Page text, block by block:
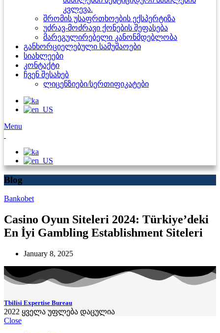
კვლევა.
შრომის უსაფრთხოების ექსპერტიზა
უძრავ-მოძრავი ქონების შეფასება
მარეგულირებელი კანონმდებლობა
განხორციელებული სამუშაოები
სიახლეები
კონტაქტი
ჩვენ შესახებ
ლიცენზიები/სერთიფიკატები
Menu
Blog
Bankobet
Casino Oyun Siteleri 2024: Türkiye’deki
En İyi Gambling Establishment Siteleri
January 8, 2025
Tbilisi Expertise Bureau
2022 ყველა უფლება დაცულია
Close